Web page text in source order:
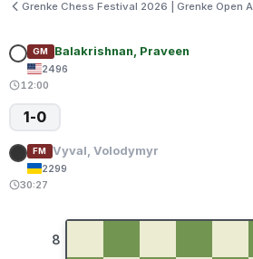
Grenke Chess Festival 2026 | Grenke Open A
GM Balakrishnan, Praveen
2496
12:00
1-0
FM Vyval, Volodymyr
2299
30:27
8